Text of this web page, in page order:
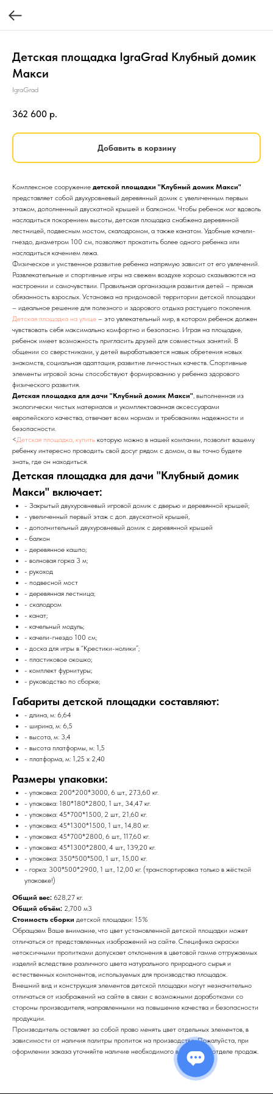
Детская площадка IgraGrad Клубный домик
Макси
IgraGrad
362 600 р.
Добавить в корзину
Комплексное сооружение детской площадки "Клубный домик Макси"
представляет собой двухуровневый деревянный домик с увеличенным первым
этажом, дополненный двускатной крышей и балконом. Чтобы ребенок мог вдоволь
насладиться покорением высоты, детская площадка снабжена деревянной
лестницей, подвесным мостом, скалодромом, а также канатом. Удобные качели-
гнездо, диаметром 100 см, позволяют прокатить более одного ребенка или
насладиться качением лежа.
Физическое и умственное развитие ребенка напрямую зависит от его увлечений.
Развлекательные и спортивные игры на свежем воздухе хорошо сказываются на
настроении и самочувствии. Правильная организация развития детей – прямая
обязанность взрослых. Установка на придомовой территории детской площадки
– идеальное решение для полезного и здорового отдыха растущего поколения.
Детская площадка на улице – это увлекательный мир, в котором ребенок должен
чувствовать себя максимально комфортно и безопасно. Играя на площадке,
ребенок имеет возможность пригласить друзей для совместных занятий. В
общении со сверстниками, у детей вырабатывается навык обретения новых
знакомств, социальная адаптация, развитие личностных качеств. Спортивные
элементы игровой зоны способствуют формированию у ребенка здорового
физического развития.
Детская площадка для дачи "Клубный домик Макси", выполненная из
экологически чистых материалов и укомплектованная аксессуарами
европейского качества, отвечает всем нормам и требованиям надежности и
безопасности.
<Детская площадка, купить которую можно в нашей компании, позволит вашему
ребенку интересно проводить свой досуг рядом с домом, а вы точно будете
знать, где он находиться.
Детская площадка для дачи "Клубный домик
Макси" включает:
- Закрытый двухуровневый игровой домик с дверью и деревянной крышей;
- увеличенный первый этаж с доп. двускатной крышей,
- дополнительный двухуровневый домик с деревянной крышей
- балкон
- деревянное кашпо;
- волновая горка 3 м;
- рукоход
- подвесной мост
- деревянная лестница;
- скалодром
- канат;
- качельный модуль;
- качели-гнездо 100 см;
- доска для игры в “Крестики-нолики”;
- пластиковое окошко;
- комплект фурнитуры;
- руководство по сборке;
Габариты детской площадки составляют:
- длина, м: 6,64
- ширина, м: 6,5
- высота, м: 3,4
- высота платформы, м: 1,5
- платформа, м: 1,25 x 2,40
Размеры упаковки:
- упаковка: 200*200*3000, 6 шт., 273,60 кг.
- упаковка: 180*180*2800, 1 шт., 34,47 кг.
- упаковка: 45*700*1500, 2 шт., 21,60 кг.
- упаковка: 45*1300*1500, 1 шт., 14,80 кг.
- упаковка: 45*700*2800, 6 шт., 117,60 кг.
- упаковка: 45*1300*2800, 4 шт., 139,20 кг.
- упаковка: 350*500*500, 1 шт., 15,00 кг.
- горка: 300*500*2900, 1 шт., 12,00 кг. (транспортировка только в жёсткой
упаковке!)
Общий вес: 628,27 кг.
Общий объём: 2,700 м3
Стоимость сборки детской площадки: 15%
Обращаем Ваше внимание, что цвет установленной детской площадки может
отличаться от представленных изображений на сайте. Специфика окраски
нетоксичными пропитками допускает отклонения в цветовой гамме отгружаемых
изделий вследствие различного цвета натурального природного сырья и
естественных компонентов, используемых для производства площадок.
Внешний вид и конструкция элементов детской площадки могут незначительно
отличаться от изображений на сайте в связи с возможными доработками со
стороны производителя, направленными на повышение качества и безопасности
продукции.
Производитель оставляет за собой право менять цвет отдельных элементов, в
зависимости от наличия палитры пропиток на производстве. Пожалуйста, при
оформлении заказа уточняйте наличие необходимого вам цвета в отделе продаж.